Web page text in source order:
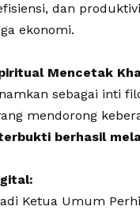
dan
ekonomi.
Mencetak
sebagai inti
mendorong
berhasil
Ketua Umum